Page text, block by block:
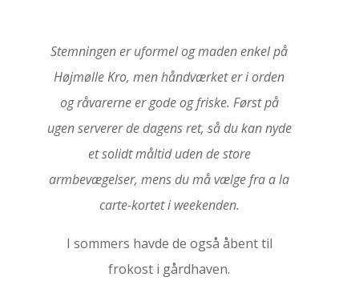
Stemningen er uformel og maden enkel på
Højmølle Kro, men håndværket er i orden
og råvarerne er gode og friske. Først på
ugen serverer de dagens ret, så du kan nyde
et solidt måltid uden de store
armbevægelser, mens du må vælge fra a la
carte-kortet i weekenden.
I sommers havde de også åbent til
frokost i gårdhaven.